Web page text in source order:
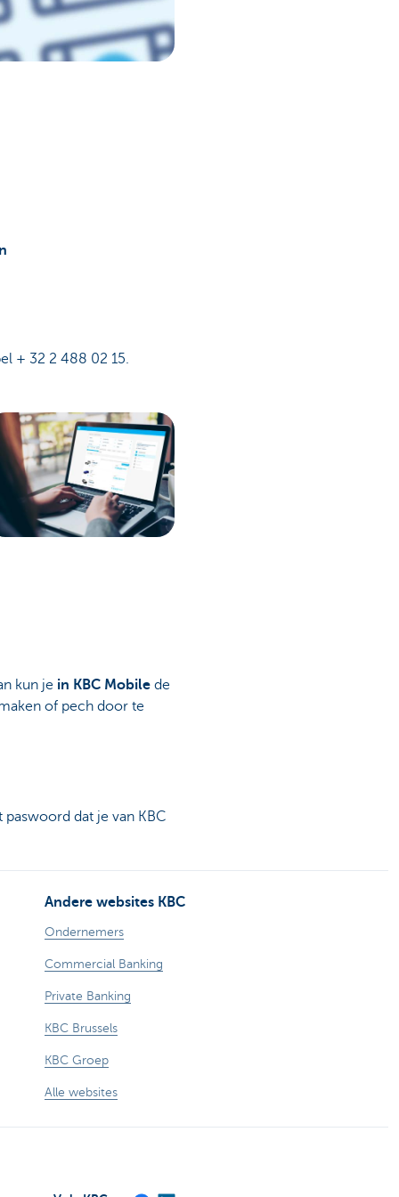
+ 32 2 488 02 15.
kun je in KBC Mobile de
of pech door te
dat je van KBC
Andere websites KBC
Ondernemers
Commercial Banking
Private Banking
KBC Brussels
KBC Groep
Alle websites